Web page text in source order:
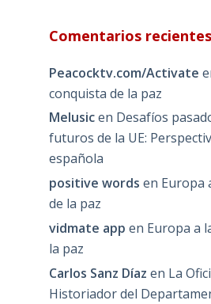
Comentarios recientes
Peacocktv.com/Activate
conquista de la paz
Melusicen Desafíos
futuros de la UE:
española
positive words en Europa
de la paz
vidmate app en Europa a
la paz
Carlos Sanz Díaz en La
Historiador del